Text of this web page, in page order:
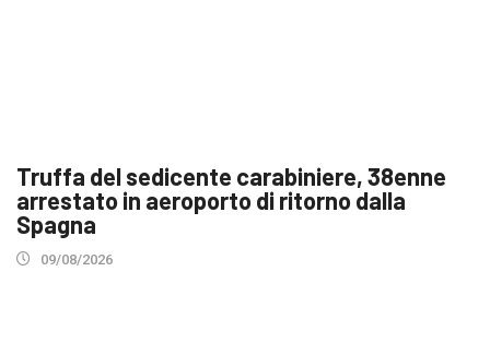
Truffa del sedicente carabiniere, 38enne
arrestato in aeroporto di ritorno dalla
Spagna
09/08/2026